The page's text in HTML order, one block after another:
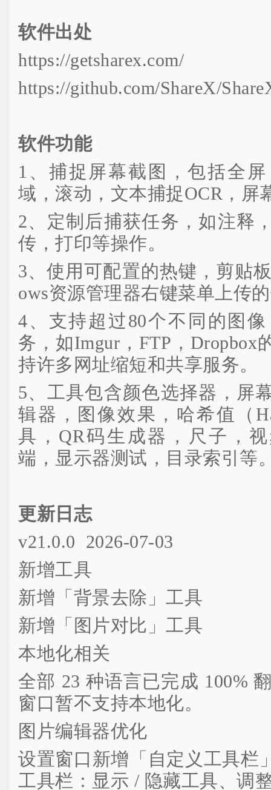
软件出处
https://getsharex.com/
https://github.com/ShareX/
软件功能
1、捕捉屏幕截图，包括全
域，滚动，文本捕捉OCR，屏
2、定制后捕获任务，如注释
传，打印等操作。
3、使用可配置的热键，剪贴
ows资源管理器右键菜单上传
4、支持超过80个不同的图
务，如Imgur，FTP，Dropbox
持许多网址缩短和共享服务。
5、工具包含颜色选择器，屏
辑器，图像效果，哈希值（
具，QR码生成器，尺子，
端，显示器测试，目录索引等
更新日志
v21.0.0 2026-07-03
新增工具
新增「背景去除」工具
新增「图片对比」工具
本地化相关
全部 23 种语言已完成 100%
窗口暂不支持本地化。
图片编辑器优化
设置窗口新增「自定义工具栏
工具栏：显示 / 隐藏工具、调